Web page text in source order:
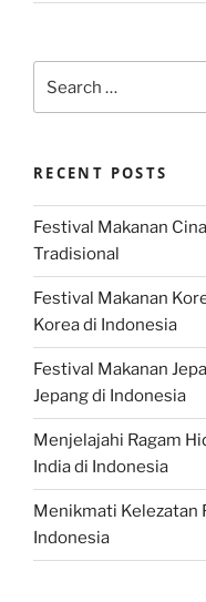
for:
RECENT POSTS
Festival Makanan
Tradisional
Festival Makanan
Korea di Indonesia
Festival Makanan
Jepang di Indonesia
Menjelajahi Ragam
India di Indonesia
Menikmati Kelezatan
Indonesia